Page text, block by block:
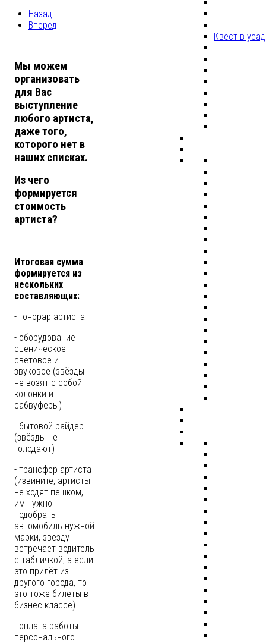
Квест в
Назад
Вперед
Мы можем
организовать
для Вас
выступление
любого артиста,
даже того,
которого нет в
наших списках.
Из чего
формируется
стоимость
артиста?
Итоговая сумма
формируется из
нескольких
составляющих:
- гонорар артиста
- оборудование
сценическое
световое и
звуковое (звёзды
не возят с собой
колонки и
сабвуферы)
- бытовой райдер
(звёзды не
голодают)
- трансфер артиста
(извините, артисты
не ходят пешком,
им нужно
подобрать
автомобиль нужной
марки, звезду
встречает водитель
с табличкой, а если
это прилёт из
другого города, то
это тоже билеты в
бизнес классе).
- оплата работы
персонального